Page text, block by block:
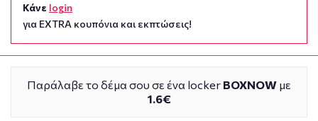
Κάνε login
για EXTRA κουπόνια και εκπτώσεις!
Παράλαβε το δέμα σου σε ένα locker BOXNOW με
1.6€